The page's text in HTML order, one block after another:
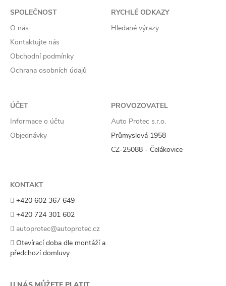
SPOLEČNOST
O nás
Kontaktujte nás
Obchodní podmínky
Ochrana osobních údajů
RYCHLÉ ODKAZY
Hledané výrazy
ÚČET
Informace o účtu
Objednávky
PROVOZOVATEL
Auto Protec s.r.o.
Průmyslová 1958
CZ-25088 - Čelákovice
KONTAKT
+420 602 367 649
+420 724 301 602
autoprotec@autoprotec.cz
Otevírací doba dle montáží a
předchozí domluvy